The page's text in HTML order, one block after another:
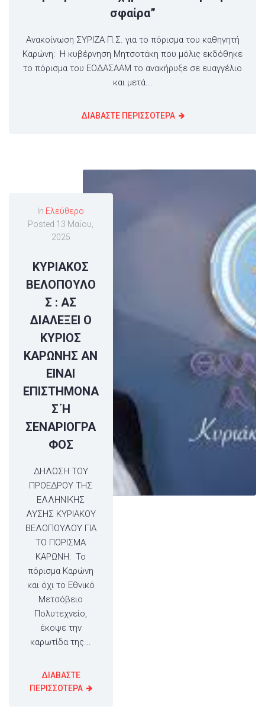
σφαίρα”
Ανακοίνωση ΣΥΡΙΖΑ Π.Σ. για το πόρισμα του καθηγητή
Καρώνη: Η κυβέρνηση Μητσοτάκη που μόλις εκδόθηκε
το πόρισμα του ΕΟΔΑΣΑΑΜ το ανακήρυξε σε ευαγγέλιο
και μετά...
ΔΙΑΒΑΣΤΕ ΠΕΡΙΣΣΟΤΕΡΑ
In Ελεύθερο
Posted 13 Μαΐου,
2025
ΚΥΡΙΑΚΟΣ
ΒΕΛΟΠΟΥΛΟ
Σ : ΑΣ
ΔΙΑΛΕΞΕΙ Ο
ΚΥΡΙΟΣ
ΚΑΡΩΝΗΣ ΑΝ
ΕΙΝΑΙ
ΕΠΙΣΤΗΜΟΝΑ
Σ Ή
ΣΕΝΑΡΙΟΓΡΑ
ΦΟΣ
ΔΗΛΩΣΗ ΤΟΥ
ΠΡΟΕΔΡΟΥ ΤΗΣ
ΕΛΛΗΝΙΚΗΣ
ΛΥΣΗΣ ΚΥΡΙΑΚΟΥ
ΒΕΛΟΠΟΥΛΟΥ ΓΙΑ
ΤΟ ΠΟΡΙΣΜΑ
ΚΑΡΩΝΗ: Το
πόρισμα Καρώνη
και όχι το Εθνικό
Μετσόβειο
Πολυτεχνείο,
έκοψε την
καρωτίδα της...
ΔΙΑΒΑΣΤΕ
ΠΕΡΙΣΣΟΤΕΡΑ